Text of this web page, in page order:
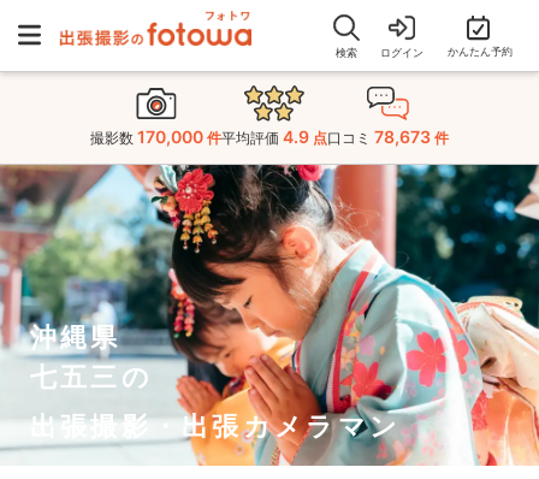
検索 ログイン かんたん予約
撮影数 170,000 件平均評価 4.9 点口コミ 78,673 件
沖縄県
七五三の
出張撮影・出張カメラマン